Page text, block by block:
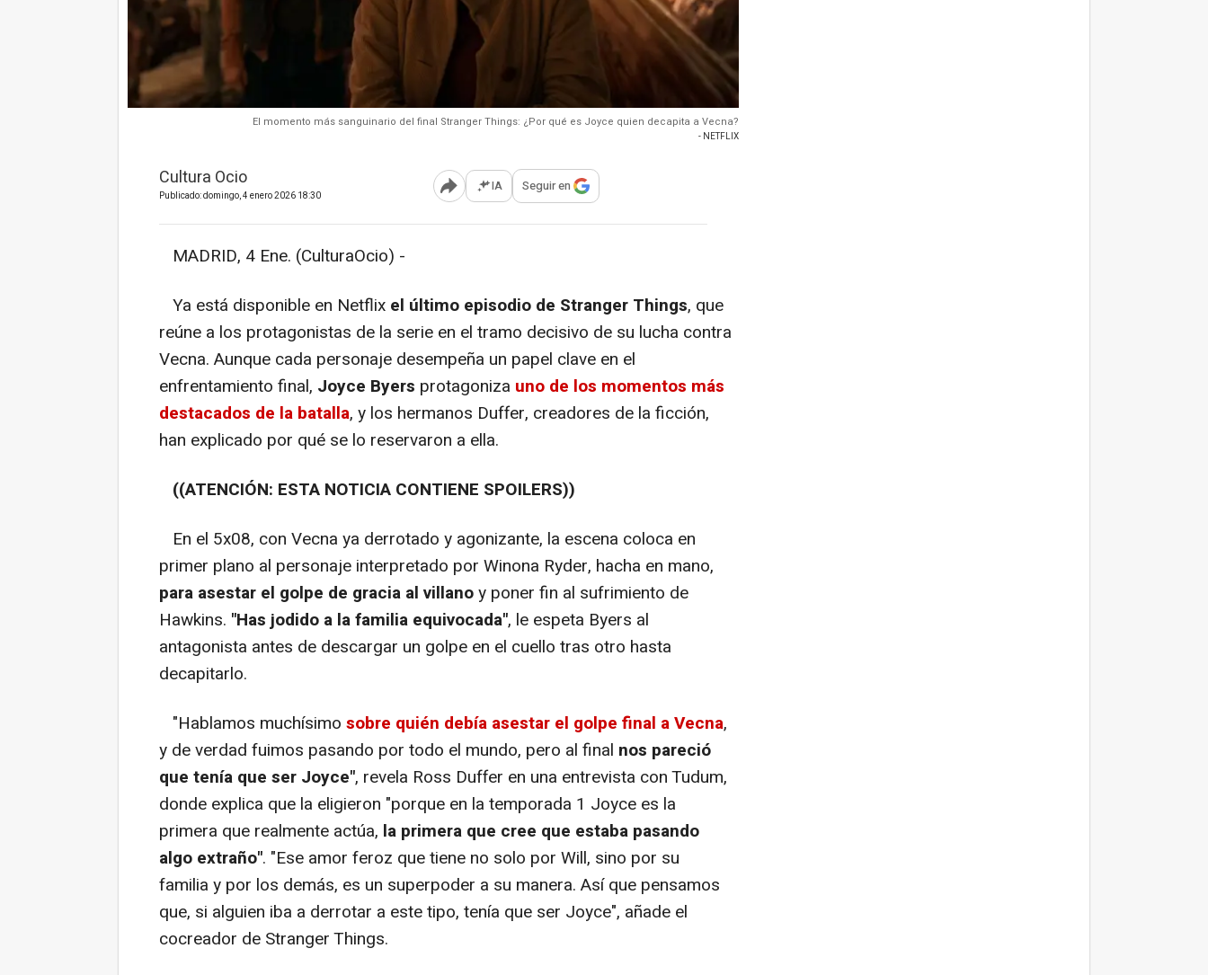
El momento más sanguinario del final Stranger Things: ¿Por qué es Joyce quien decapita a Vecna?
- NETFLIX
Cultura Ocio
Publicado: domingo, 4 enero 2026 18:30 Abrir opciones para compartir
IA Seguir en
MADRID, 4 Ene. (CulturaOcio) -
Ya está disponible en Netflix el último episodio de Stranger Things, que
reúne a los protagonistas de la serie en el tramo decisivo de su lucha contra
Vecna. Aunque cada personaje desempeña un papel clave en el
enfrentamiento final, Joyce Byers protagoniza uno de los momentos más
destacados de la batalla, y los hermanos Duffer, creadores de la ficción,
han explicado por qué se lo reservaron a ella.
((ATENCIÓN: ESTA NOTICIA CONTIENE SPOILERS))
En el 5x08, con Vecna ya derrotado y agonizante, la escena coloca en
primer plano al personaje interpretado por Winona Ryder, hacha en mano,
para asestar el golpe de gracia al villanoy poner fin al sufrimiento de
Hawkins. "Has jodido a la familia equivocada", le espeta Byers al
antagonista antes de descargar un golpe en el cuello tras otro hasta
decapitarlo.
"Hablamos muchísimo sobre quién debía asestar el golpe final a Vecna,
y de verdad fuimos pasando por todo el mundo, pero al final nos pareció
que tenía que ser Joyce", revela Ross Duffer en una entrevista con Tudum,
donde explica que la eligieron "porque en la temporada 1 Joyce es la
primera que realmente actúa, la primera que cree que estaba pasando
algo extraño". "Ese amor feroz que tiene no solo por Will, sino por su
familia y por los demás, es un superpoder a su manera. Así que pensamos
que, si alguien iba a derrotar a este tipo, tenía que ser Joyce", añade el
cocreador de Stranger Things.